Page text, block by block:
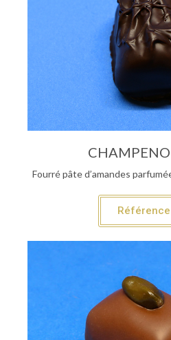
Fourré pâte d’amandes
Référence